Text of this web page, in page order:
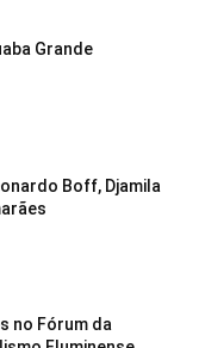
Grande
Boff, Djamila
no Fórum da